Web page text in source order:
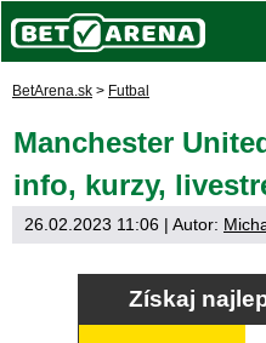
BetArena.sk > Futbal
Manchester
info, kurzy,
26.02.2023 11:06 | Autor:
Získaj